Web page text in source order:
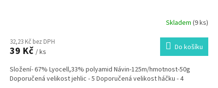
Skladem (9 ks)
32,23 Kč bez DPH
39 Kč / ks Do košíku
Složení- 67% Lyocell,33% polyamid Návin-125m/hmotnost-50g
Doporučená velikost jehlic - 5 Doporučená velikost háčku - 4